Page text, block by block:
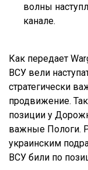
волны
канале.
Как передает
ВСУ вели
стратегически
продвижение.
позиции у
важные Пологи.
украинским
ВСУ били по